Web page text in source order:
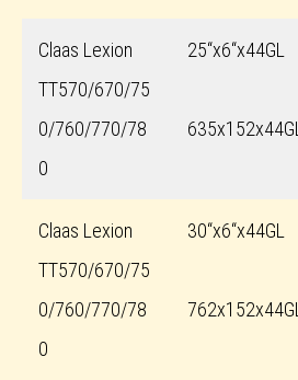
Claas Lexion
TT570/670/75
0/760/770/78
0
25“x6“x44GL
635x152x44GL
Claas Lexion
TT570/670/75
0/760/770/78
0
30“x6“x44GL
762x152x44GL